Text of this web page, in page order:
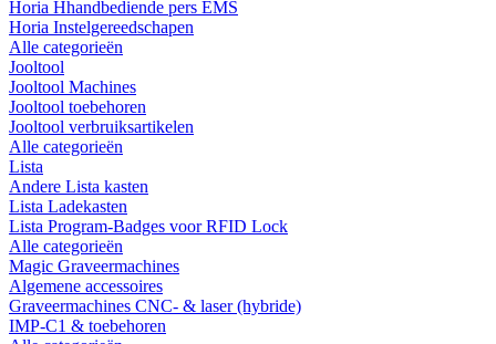
Horia Hhandbediende pers EMS
Horia Instelgereedschapen
Alle categorieën
Jooltool
Jooltool Machines
Jooltool toebehoren
Jooltool verbruiksartikelen
Alle categorieën
Lista
Andere Lista kasten
Lista Ladekasten
Lista Program-Badges voor RFID Lock
Alle categorieën
Magic Graveermachines
Algemene accessoires
Graveermachines CNC- & laser (hybride)
IMP-C1 & toebehoren